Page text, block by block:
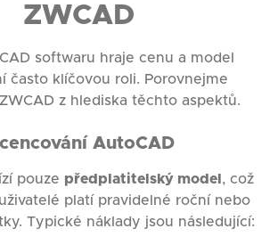
ZWCAD
softwaru hraje cenu a model
často klíčovou roli. Porovnejme
z hlediska těchto aspektů.
AutoCAD
pouze předplatitelský model , což
platí pravidelné roční nebo
Typické náklady jsou následující: